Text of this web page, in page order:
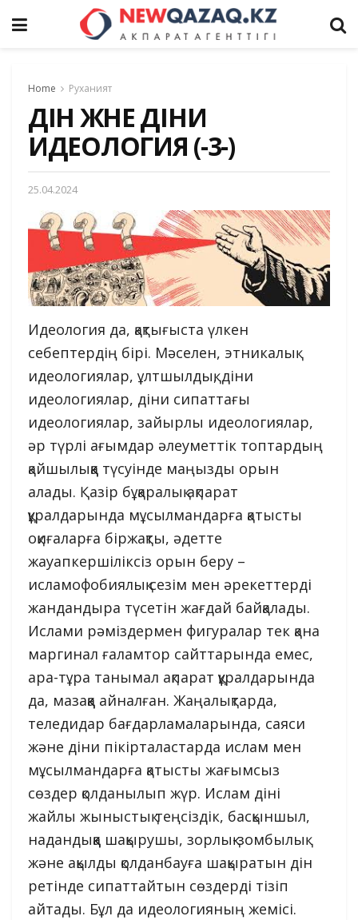
Home Руханият
ДІН ЖӘНЕ ДІНИ
ИДЕОЛОГИЯ (-3-)
25.04.2024
Идеология да, қақтығыста үлкен
себептердің бірі. Мәселен, этникалық
идеологиялар, ұлтшылдық, діни
идеологиялар, діни сипаттағы
идеологиялар, зайырлы идеологиялар,
әр түрлі ағымдар әлеуметтік топтардың
қайшылыққа түсуінде маңызды орын
алады. Қазір бұқаралық ақпарат
құралдарында мұсылмандарға қатысты
оқиғаларға біржақты, әдетте
жауапкершіліксіз орын беру –
исламофобиялық сезім мен әрекеттерді
жандандыра түсетін жағдай байқалады.
Ислами рәміздермен фигуралар тек қана
маргинал ғаламтор сайттарында емес,
ара-тұра танымал ақпарат құралдарында
да, мазаққа айналған. Жаңалықтарда,
теледидар бағдарламаларында, саяси
және діни пікірталастарда ислам мен
мұсылмандарға қатысты жағымсыз
сөздер қолданылып жүр. Ислам діні
жайлы жыныстық теңсіздік, басқыншыл,
надандыққа шақырушы, зорлық-зомбылық
және ақылды қолданбауға шақыратын дін
ретінде сипаттайтын сөздерді тізіп
айтады. Бұл да идеологияның жемісі.